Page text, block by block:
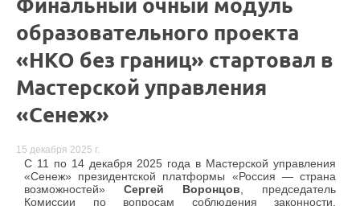
образовательного проекта
«НКО без границ» стартовал в
Мастерской управления
«Сенеж»
15 декабря 2025 г.
С 11 по 14 декабря 2025 года в Мастерской управления
«Сенеж» президентской платформы «Россия — страна
возможностей» Сергей Воронцов, председатель
Комиссии по вопросам соблюдения законности,